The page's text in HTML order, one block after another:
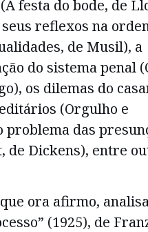
festa do bode, de
reflexos na
de Musil), a
do sistema penal
os dilemas do
(Orgulho e
problema das
Dickens), entre
ora afirmo,
(1925), de